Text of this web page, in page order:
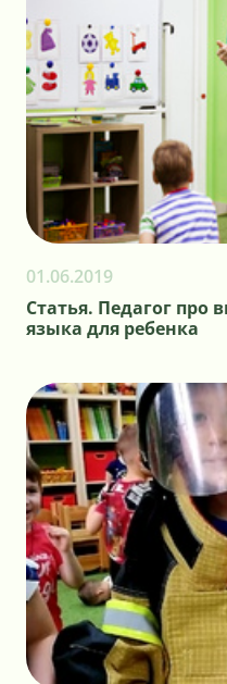
01.06.2019
Статья. Педагог про
языка для ребенка